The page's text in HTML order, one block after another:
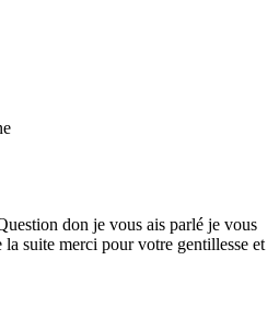
don je vous ais parlé je vous
suite merci pour votre gentillesse et